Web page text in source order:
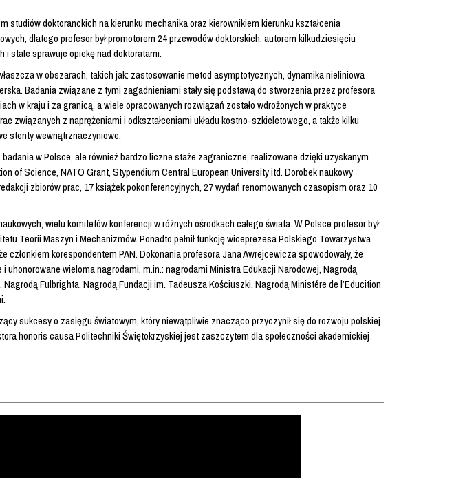
studiów doktoranckich na kierunku mechanika oraz kierownikiem kierunku kształcenia
dlatego profesor był promotorem 24 przewodów doktorskich, autorem kilkudziesięciu
stale sprawuje opiekę nad doktoratami.
w obszarach, takich jak: zastosowanie metod asymptotycznych, dynamika nieliniowa
Badania związane z tymi zagadnieniami stały się podstawą do stworzenia przez profesora
w kraju i za granicą, a wiele opracowanych rozwiązań zostało wdrożonych w praktyce
związanych z naprężeniami i odkształceniami układu kostno-szkieletowego, a także kilku
stenty wewnątrznaczyniowe.
w Polsce, ale również bardzo liczne staże zagraniczne, realizowane dzięki uzyskanym
of Science, NATO Grant, Stypendium Central European University itd. Dorobek naukowy
zbiorów prac, 17 książek pokonferencyjnych, 27 wydań renomowanych czasopism oraz 10
wielu komitetów konferencji w różnych ośrodkach całego świata. W Polsce profesor był
Teorii Maszyn i Mechanizmów. Ponadto pełnił funkcję wiceprezesa Polskiego Towarzystwa
korespondentem PAN. Dokonania profesora Jana Awrejcewicza spowodowały, że
wieloma nagrodami, m.in.: nagrodami Ministra Edukacji Narodowej, Nagrodą
Fulbrighta, Nagrodą Fundacji im. Tadeusza Kościuszki, Nagrodą Ministére de l’Educition
sukcesy o zasięgu światowym, który niewątpliwie znacząco przyczynił się do rozwoju polskiej
honoris causa Politechniki Świętokrzyskiej jest zaszczytem dla społeczności akademickiej